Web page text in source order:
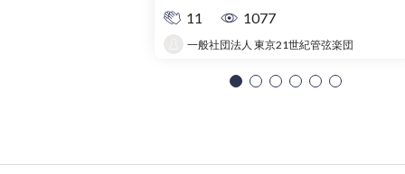
11
1077
一般社団法人 東京21世紀管弦楽団